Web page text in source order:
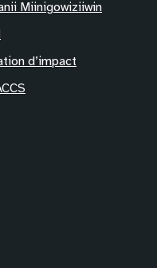
Miinigowiziiwin
d’impact